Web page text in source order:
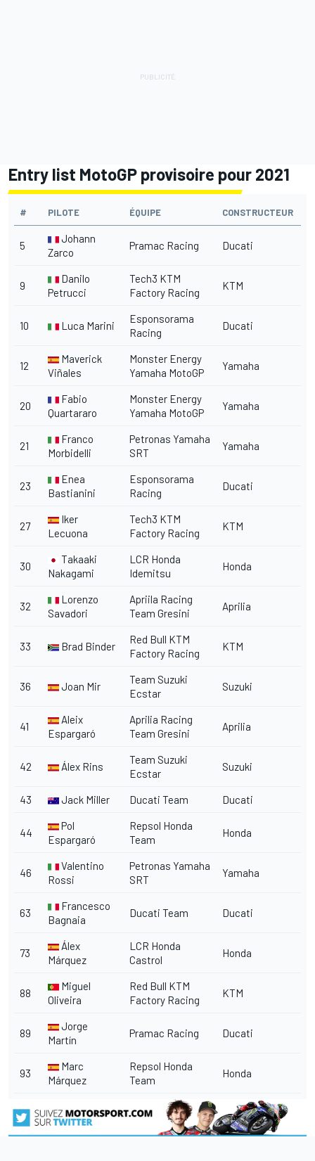
Entry list MotoGP provisoire pour 2021
# PILOTE ÉQUIPE CONSTRUCTEUR
5
Johann
Zarco
Pramac Racing Ducati
9
Danilo
Petrucci
Tech3 KTM
Factory Racing
KTM
10 Luca Marini
Esponsorama
Racing
Ducati
12
Maverick
Viñales
Monster Energy
Yamaha MotoGP
Yamaha
20
Fabio
Quartararo
Monster Energy
Yamaha MotoGP
Yamaha
21
Franco
Morbidelli
Petronas Yamaha
SRT
Yamaha
23
Enea
Bastianini
Esponsorama
Racing
Ducati
27
Iker
Lecuona
Tech3 KTM
Factory Racing
KTM
30
Takaaki
Nakagami
LCR Honda
Idemitsu
Honda
32
Lorenzo
Savadori
Apriila Racing
Team Gresini
Aprilia
33 Brad Binder
Red Bull KTM
Factory Racing
KTM
36 Joan Mir
Team Suzuki
Ecstar
Suzuki
41
Aleix
Espargaró
Aprilia Racing
Team Gresini
Aprilia
42 Álex Rins
Team Suzuki
Ecstar
Suzuki
43 Jack Miller Ducati Team Ducati
44
Pol
Espargaró
Repsol Honda
Team
Honda
46
Valentino
Rossi
Petronas Yamaha
SRT
Yamaha
63
Francesco
Bagnaia
Ducati Team Ducati
73
Álex
Márquez
LCR Honda
Castrol
Honda
88
Miguel
Oliveira
Red Bull KTM
Factory Racing
KTM
89
Jorge
Martín
Pramac Racing Ducati
93
Marc
Márquez
Repsol Honda
Team
Honda